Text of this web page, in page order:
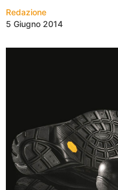
Redazione
5 Giugno 2014